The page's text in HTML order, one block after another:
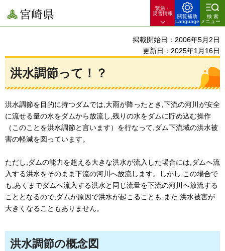
宮崎県
緊急・
災害情報
閲覧補助
Language
検索
メニュー
掲載開始日：2006年5月2日
更新日：2025年1月16日
洪水調節って！？
洪水調節を目的に持つダムでは,大雨が降ったとき,下流の河川が安全
に流せる量の水をダムから放流し,残りの水をダムに貯め込む操作
（このことを洪水調節と言います）を行なって,ダム下流域の洪水被
害の軽減を図っています。
ただし,ダムの能力を超える大きな洪水が流入した場合には,ダムへ流
入する洪水をそのまま下流の河川へ放流します。しかし,この場合で
も,あくまでダムへ流入する洪水と同じ流量を下流の河川へ放流する
こととなるので,ダムが原因で洪水が起こることも,また,洪水被害が
大きくなることもありません。
洪水調節の概念図